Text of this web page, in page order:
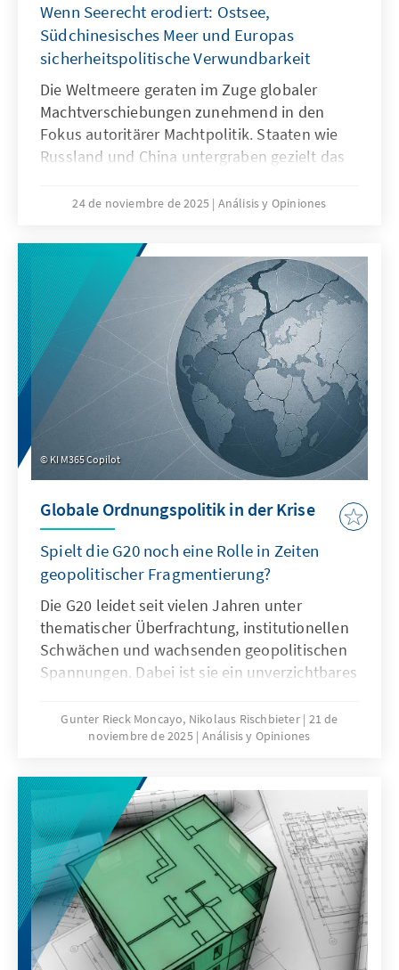
Strukturen passen.
Wenn Seerecht erodiert: Ostsee,
Südchinesisches Meer und Europas
sicherheitspolitische Verwundbarkeit
Die Weltmeere geraten im Zuge globaler
Machtverschiebungen zunehmend in den
Fokus autoritärer Machtpolitik. Staaten wie
Russland und China untergraben gezielt das
formen – eine Praxis, die als „Lawfare“
Sabotageakte Europas Verwundbarkeit, im
Südchinesischen Meer demonstriert China,
wie Recht zur Machtfrage wird. Beide Fälle
verdeutlichen: Wo das Seerecht unterwandert
wird, geraten Europas Sicherheit,
Handlungsfähigkeit und die regelbasierte
Ordnung ins Wanken.
24 de noviembre de 2025 Análisis y Opiniones
KI M365 Copilot
Globale Ordnungspolitik in der Krise
Spielt die G20 noch eine Rolle in Zeiten
geopolitischer Fragmentierung?
Die G20 leidet seit vielen Jahren unter
thematischer Überfrachtung, institutionellen
Schwächen und wachsenden geopolitischen
Spannungen. Dabei ist sie ein unverzichtbares
muss daher ihre Legitimität und Wirksamkeit
zurückgewinnen. Dies kann nur gelingen,
konzentriert, die Troika zu einer mehrjährigen
Planungsinstanz weiterentwickelt, die OECD
als Quasi-Sekretariat institutionell stärkt und
ihre Arbeitsweise stärker auf umsetzbare
Ergebnisse ausrichtet.
Gunter Rieck Moncayo, Nikolaus Rischbieter 21 de
noviembre de 2025 Análisis y Opiniones